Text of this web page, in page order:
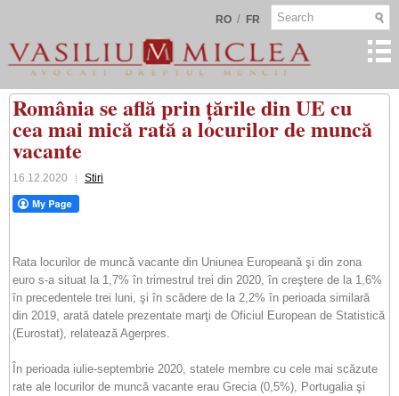
RO / FR
România se află prin țările din UE cu
cea mai mică rată a locurilor de muncă
vacante
16.12.2020 Stiri
Rata locurilor de muncă vacante din Uniunea Europeană şi din zona
euro s-a situat la 1,7% în trimestrul trei din 2020, în creştere de la 1,6%
în precedentele trei luni, şi în scădere de la 2,2% în perioada similară
din 2019, arată datele prezentate marţi de Oficiul European de Statistică
(Eurostat), relatează Agerpres.
În perioada iulie-septembrie 2020, statele membre cu cele mai scăzute
rate ale locurilor de muncă vacante erau Grecia (0,5%), Portugalia şi